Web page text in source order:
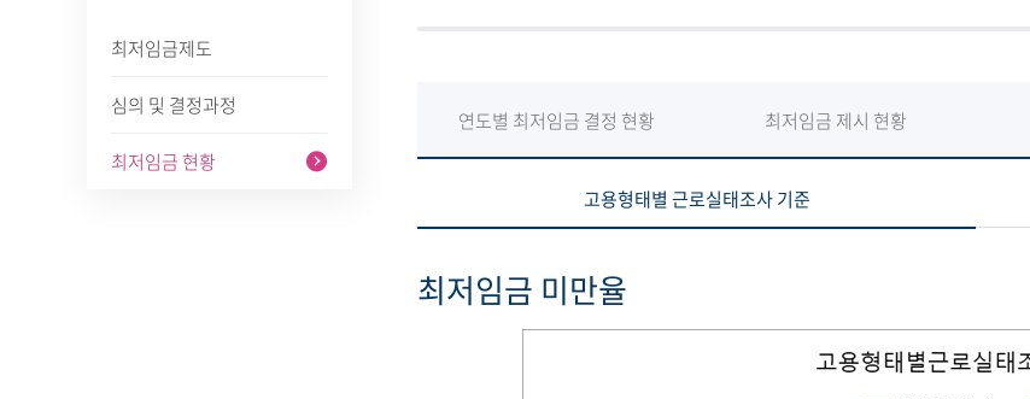
최저임금제도
심의 및 결정과정
최저임금 현황
연도별 최저임금 결정 현황 최저임금 제시 현황
고용형태별 근로실태조사 기준
최저임금 미만율